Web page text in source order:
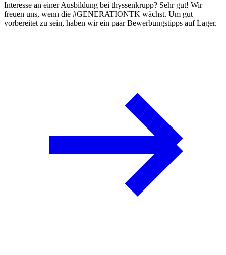
Interesse an einer Ausbildung bei thyssenkrupp? Sehr gut! Wir
freuen uns, wenn die #GENERATIONTK wächst. Um gut
vorbereitet zu sein, haben wir ein paar Bewerbungstipps auf Lager.